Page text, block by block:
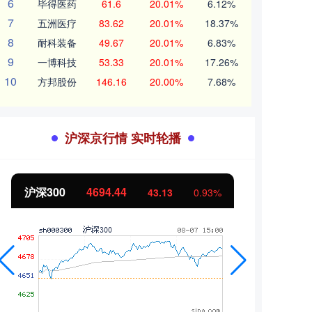
毕得医药 61.6 20.01% 6.12%
7 五洲医疗 83.62 20.01% 18.37%
8 耐科装备 49.67 20.01% 6.83%
9 一博科技 53.33 20.01% 17.26%
10 方邦股份 146.16 20.00% 7.68%
沪深京行情 实时轮播
北证50 1134.24 11.37 1.01%